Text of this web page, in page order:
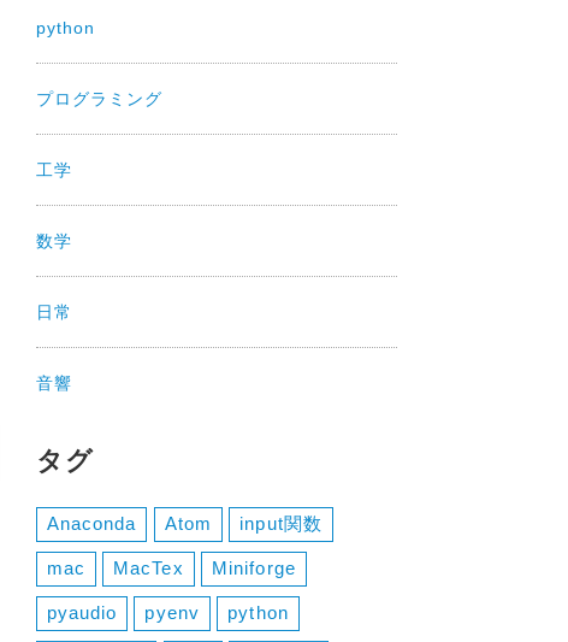
python
プログラミング
工学
数学
日常
音響
タグ
Anaconda Atom input関数
mac MacTex Miniforge
pyaudio pyenv python